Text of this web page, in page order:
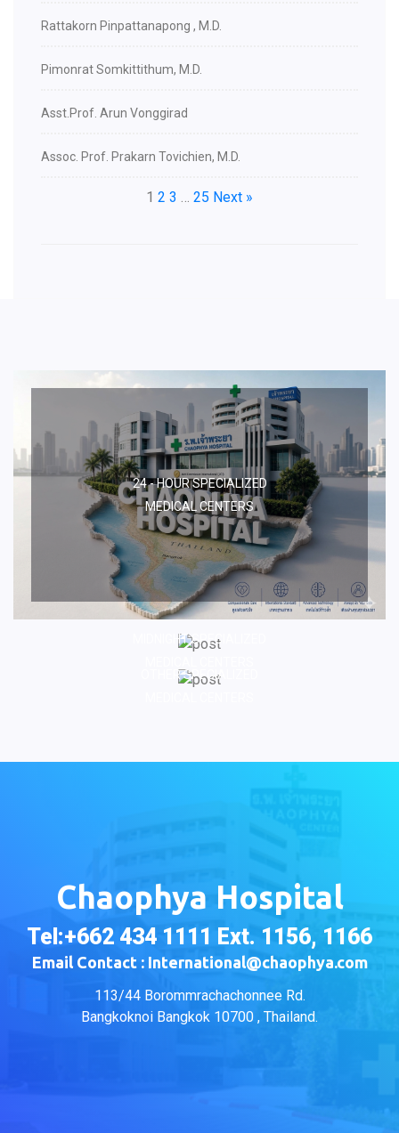
Rattakorn Pinpattanapong , M.D.
Pimonrat Somkittithum, M.D.
Asst.Prof. Arun Vonggirad
Assoc. Prof. Prakarn Tovichien, M.D.
1 2 3 … 25 Next »
24 - HOUR SPECIALIZED
MEDICAL CENTERS
MIDNIGHT SPECIALIZED
OTHER SPECIALIZED
Chaophya Hospital
Tel:+662 434 1111 Ext. 1156, 1166
Email Contact : International@chaophya.com
113/44 Borommrachachonnee Rd.
Bangkoknoi Bangkok 10700 , Thailand.